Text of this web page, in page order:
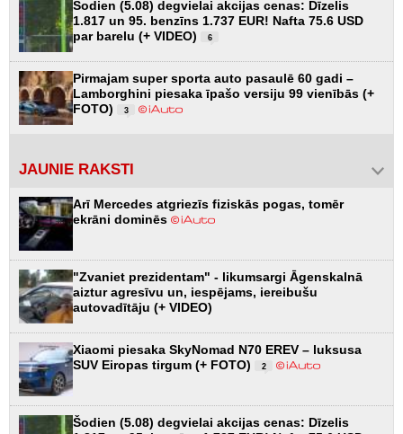
Šodien (5.08) degvielai akcijas cenas: Dīzelis
1.817 un 95. benzīns 1.737 EUR! Nafta 75.6 USD
par barelu (+ VIDEO)
6
Pirmajam super sporta auto pasaulē 60 gadi –
Lamborghini piesaka īpašo versiju 99 vienībās (+
FOTO)
3
JAUNIE RAKSTI
Arī Mercedes atgriezīs fiziskās pogas, tomēr
ekrāni dominēs
"Zvaniet prezidentam" - likumsargi Āgenskalnā
aiztur agresīvu un, iespējams, iereibušu
autovadītāju (+ VIDEO)
Xiaomi piesaka SkyNomad N70 EREV – luksusa
SUV Eiropas tirgum (+ FOTO)
2
Šodien (5.08) degvielai akcijas cenas: Dīzelis